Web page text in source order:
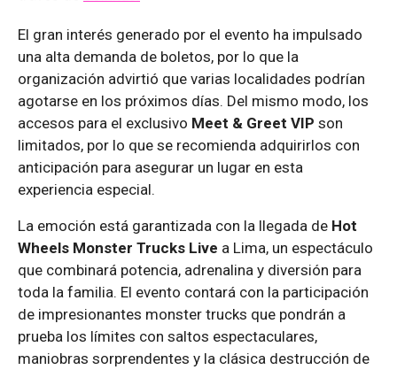
El gran interés generado por el evento ha impulsado
una alta demanda de boletos, por lo que la
organización advirtió que varias localidades podrían
agotarse en los próximos días. Del mismo modo, los
accesos para el exclusivo Meet & Greet VIP son
limitados, por lo que se recomienda adquirirlos con
anticipación para asegurar un lugar en esta
experiencia especial.
La emoción está garantizada con la llegada de Hot
Wheels Monster Trucks Live a Lima, un espectáculo
que combinará potencia, adrenalina y diversión para
toda la familia. El evento contará con la participación
de impresionantes monster trucks que pondrán a
prueba los límites con saltos espectaculares,
maniobras sorprendentes y la clásica destrucción de